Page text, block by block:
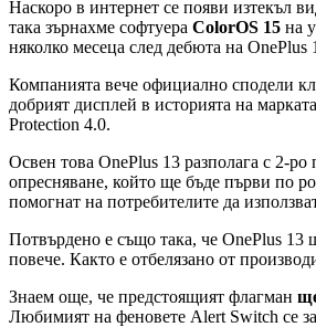
Наскоро в интернет се появи изтекъл
така зърнахме софтуера ColorOS 15 на
няколко месеца след дебюта на OnePlus
Компанията вече официално сподели
добрият дисплей в историята на
Protection 4.0.
Освен това OnePlus 13 разполага с 2-
опресняване, който ще бъде първи по
помогнат на потребителите да
Потвърдено е също така, че OnePlus 13
повече. Както е отбелязано от
Знаем още, че предстоящият флагман
Любимият на феновете Alert Switch се